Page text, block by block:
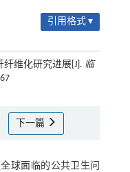
引用格式 ▾
维化研究进展[J]. 临
下一篇
球面临的公共卫生问